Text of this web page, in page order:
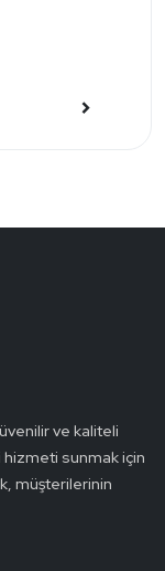
ve kaliteli
sunmak için
müşterilerinin